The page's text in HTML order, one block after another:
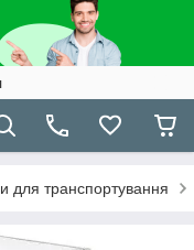
для транспортування